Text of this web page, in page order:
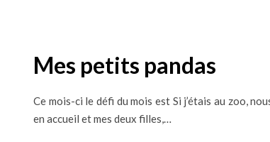
Mes petits pandas
Ce mois-ci le défi du mois est Si j’étais au zoo,
en accueil et mes deux filles,…